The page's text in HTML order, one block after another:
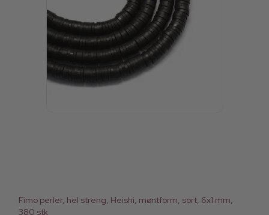
Fimo perler, hel streng, Heishi, møntform, sort, 6x1 mm,
380 stk